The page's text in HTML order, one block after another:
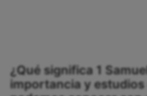
¿Qué significa 1
importancia y estudios